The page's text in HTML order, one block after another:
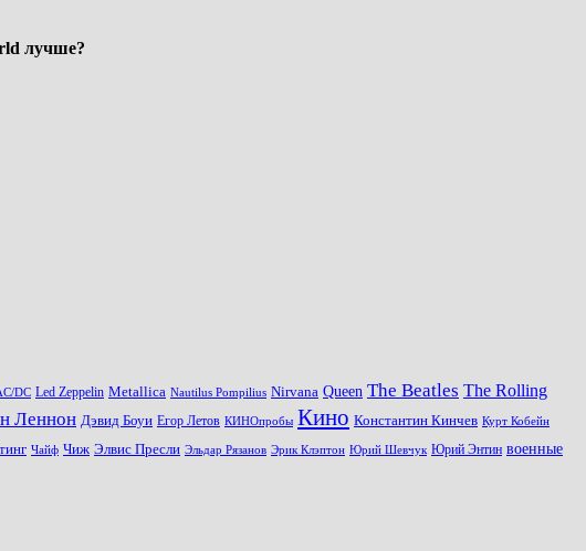
лучше?
DC Led Zeppelin Metallica Nautilus Pompilius Nirvana Queen The Beatles The Rolling
Леннон Дэвид Боуи Егор Летов КИНОпробы Кино Константин Кинчев Курт Кобейн
Чайф Чиж Элвис Пресли Эльдар Рязанов Эрик Клэптон Юрий Шевчук Юрий Энтин военные